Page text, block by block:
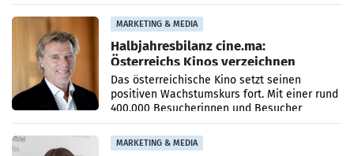
MARKETING & MEDIA
Halbjahresbilanz cine.ma:
Österreichs Kinos verzeichnen
400.000 Besucher mehr
Das österreichische Kino setzt seinen
positiven Wachstumskurs fort. Mit einer rund
400.000 Besucherinnen und Besucher
höheren Nettoreichweite im ersten Halbjahr
2026 gegenüber dem
MARKETING & MEDIA